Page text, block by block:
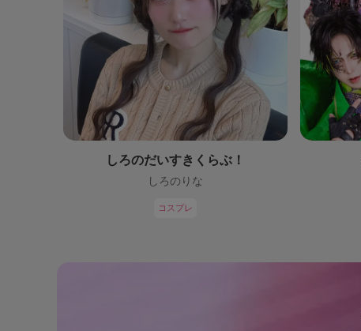
しろのだいすきくらぶ！
しろのりな
コスプレ